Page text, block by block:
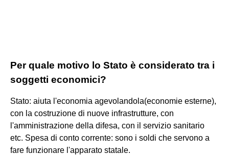
Per quale motivo lo Stato è considerato tra i
soggetti economici?
Stato: aiuta l'economia agevolandola(economie esterne),
con la costruzione di nuove infrastrutture, con
l'amministrazione della difesa, con il servizio sanitario
etc. Spesa di conto corrente: sono i soldi che servono a
fare funzionare l'apparato statale.